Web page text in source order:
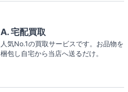
A. 宅配買取
人気No.1の買取サービスです。お品物を
梱包し自宅から当店へ送るだけ。